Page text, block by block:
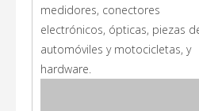
medidores, conectores
electrónicos, ópticas, piezas
automóviles y motocicletas, y
hardware.